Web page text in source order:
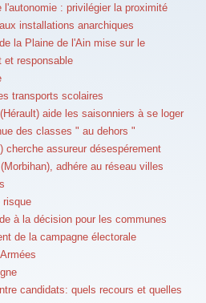
: privilégier la proximité
installations anarchiques
la Plaine de l'Ain mise sur le
et responsable
transports scolaires
aide les saisonniers à se loger
des classes " au dehors "
cherche assureur désespérement
adhére au réseau villes
risque
à la décision pour les communes
de la campagne électorale
candidats: quels recours et quelles